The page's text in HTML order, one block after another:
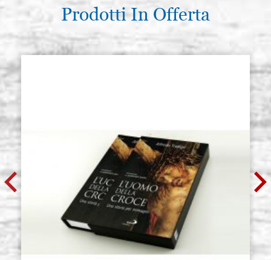
Prodotti In Offerta